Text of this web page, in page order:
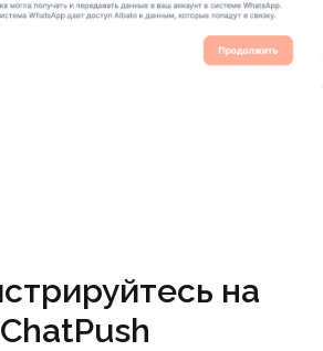
на
ChatPush